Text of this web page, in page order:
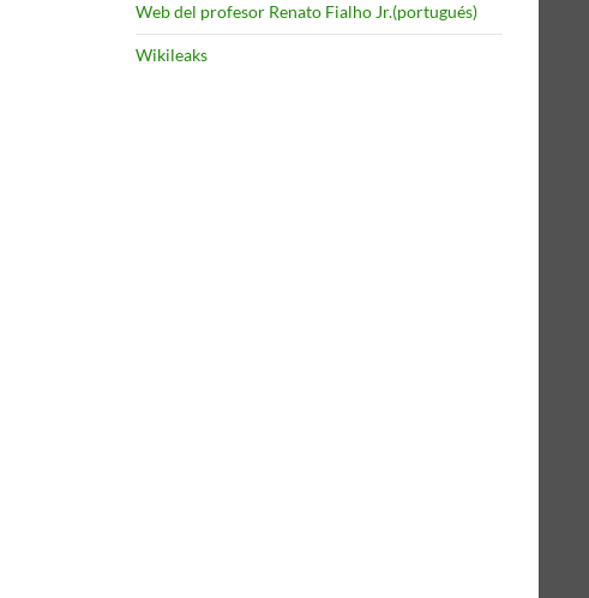
Web del profesor Renato Fialho Jr.(portugués)
Wikileaks